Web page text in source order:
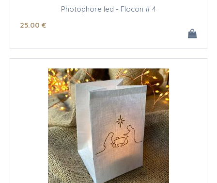
Photophore led - Flocon # 4
25.00 €